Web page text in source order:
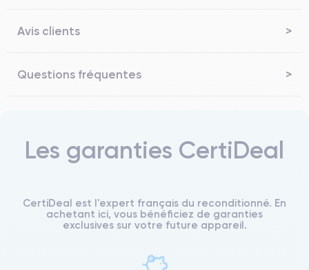
Avis clients
Questions fréquentes
Les garanties CertiDeal
CertiDeal est l'expert français du reconditionné. En
achetant ici, vous bénéficiez de garanties
exclusives sur votre future appareil.